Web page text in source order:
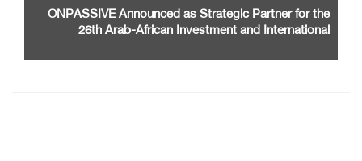
ONPASSIVE Announced as Strategic Partner for the
26th Arab-African Investment and International